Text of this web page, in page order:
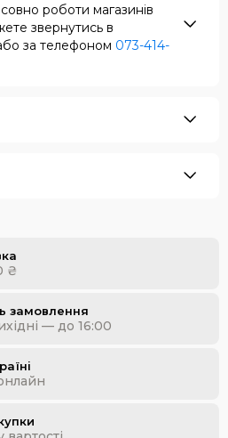
роботи магазинів
звернутись в
за телефоном 073-414-
₴
замовлення
— до 16:00